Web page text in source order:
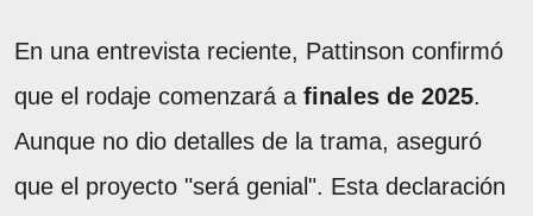
En una entrevista reciente, Pattinson confirmó
que el rodaje comenzará a finales de 2025.
Aunque no dio detalles de la trama, aseguró
que el proyecto "será genial". Esta declaración